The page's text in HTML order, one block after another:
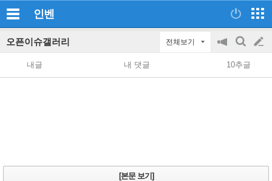
인벤
오픈이슈갤러리 전체보기
공
지
on/off
검
색
글
쓰
내글 내 댓글 10추글
[본문 보기]